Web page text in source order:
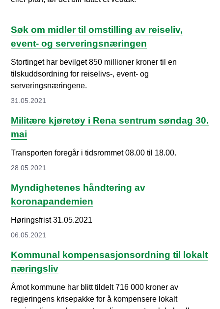
Søk om midler til omstilling av reiseliv,
event- og serveringsnæringen
Stortinget har bevilget 850 millioner kroner til en
tilskuddsordning for reiselivs-, event- og
serveringsnæringene.
31.05.2021
Militære kjøretøy i Rena sentrum søndag 30.
mai
Transporten foregår i tidsrommet 08.00 til 18.00.
28.05.2021
Myndighetenes håndtering av
koronapandemien
Høringsfrist 31.05.2021
06.05.2021
Kommunal kompensasjonsordning til lokalt
næringsliv
Åmot kommune har blitt tildelt 716 000 kroner av
regjeringens krisepakke for å kompensere lokalt